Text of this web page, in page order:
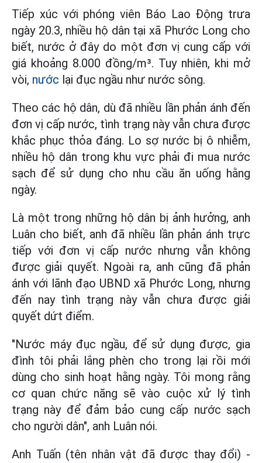
Tiếp xúc với phóng viên Báo Lao Động trưa
ngày 20.3, nhiều hộ dân tại xã Phước Long cho
biết, nước ở đây do một đơn vị cung cấp với
giá khoảng 8.000 đồng/m³. Tuy nhiên, khi mở
vòi, nước lại đục ngầu như nước sông.
Theo các hộ dân, dù đã nhiều lần phản ánh đến
đơn vị cấp nước, tình trạng này vẫn chưa được
khắc phục thỏa đáng. Lo sợ nước bị ô nhiễm,
nhiều hộ dân trong khu vực phải đi mua nước
sạch để sử dụng cho nhu cầu ăn uống hằng
ngày.
Là một trong những hộ dân bị ảnh hưởng, anh
Luân cho biết, anh đã nhiều lần phản ánh trực
tiếp với đơn vị cấp nước nhưng vẫn không
được giải quyết. Ngoài ra, anh cũng đã phản
ánh với lãnh đạo UBND xã Phước Long, nhưng
đến nay tình trạng này vẫn chưa được giải
quyết dứt điểm.
"Nước máy đục ngầu, để sử dụng được, gia
đình tôi phải lắng phèn cho trong lại rồi mới
dùng cho sinh hoạt hằng ngày. Tôi mong rằng
cơ quan chức năng sẽ vào cuộc xử lý tình
trạng này để đảm bảo cung cấp nước sạch
cho người dân", anh Luân nói.
Anh Tuấn (tên nhân vật đã được thay đổi) -